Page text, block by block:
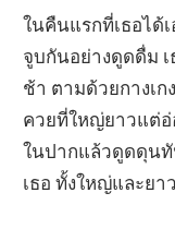
ในคืนแรกที่เธอได้
จูบกันอย่างดูดดื่ม เ
ช้า ตามด้วยกางเ
ควยที่ใหญ่ยาวแต่
ในปากแล้วดูดดุน
เธอ ทั้งใหญ่และยา